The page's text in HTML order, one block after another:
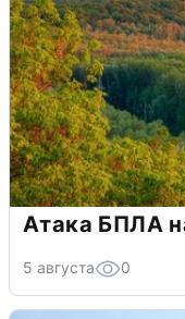
Атака БПЛА
5 августа 0